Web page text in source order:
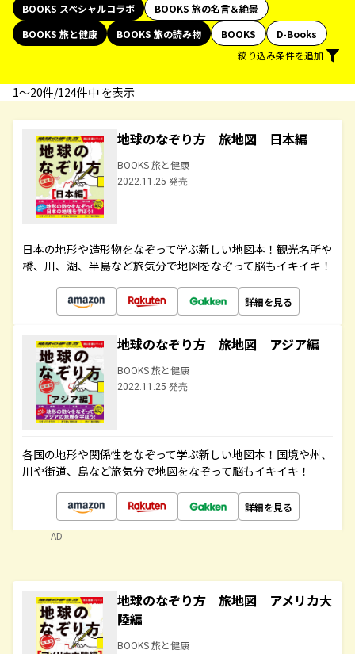
BOOKS スペシャルコラボ
BOOKS 旅の名言＆絶景
BOOKS 旅と健康
BOOKS 旅の読み物 BOOKS
D-Books
絞り込み条件を追加
1〜20件/124件中 を表示
地球のなぞり方 旅地図 日本編
BOOKS 旅と健康
2022.11.25 発売
日本の地形や造形物をなぞって学ぶ新しい地図本！観光名所や
橋、川、湖、半島など旅気分で地図をなぞって脳もイキイキ！
詳細を見る
地球のなぞり方 旅地図 アジア編
BOOKS 旅と健康
2022.11.25 発売
各国の地形や関係性をなぞって学ぶ新しい地図本！国境や州、
川や街道、島など旅気分で地図をなぞって脳もイキイキ！
詳細を見る
AD
地球のなぞり方 旅地図 アメリカ大
陸編
BOOKS 旅と健康